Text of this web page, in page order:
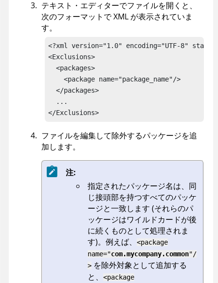
テキスト・エディターでファイルを開くと、
次のフォーマットで XML が表示されていま
す。
<?xml version="1.0" encoding="UTF-8"
<Exclusions>
  <packages>
    <package name="package_name"/>
  </packages>
  ...
</Exclusions>
ファイルを編集して除外するパッケージを追
加します。
注:
指定されたパッケージ名は、同
じ接頭部を持つすべてのパッケ
ージと一致します (それらのパ
ッケージはワイルドカードが後
に続くものとして処理されま
す)。例えば、
<package
name="com.mycompany.common"/
> を除外対象として追加する
と、
<package